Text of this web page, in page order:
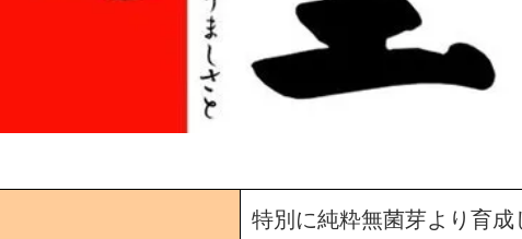
特別に純粋無菌芽より育